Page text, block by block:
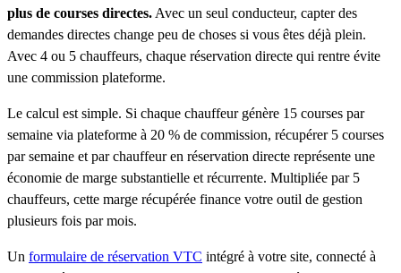
plus de courses directes. Avec un seul conducteur, capter des
demandes directes change peu de choses si vous êtes déjà plein.
Avec 4 ou 5 chauffeurs, chaque réservation directe qui rentre évite
une commission plateforme.
Le calcul est simple. Si chaque chauffeur génère 15 courses par
semaine via plateforme à 20 % de commission, récupérer 5 courses
par semaine et par chauffeur en réservation directe représente une
économie de marge substantielle et récurrente. Multipliée par 5
chauffeurs, cette marge récupérée finance votre outil de gestion
plusieurs fois par mois.
Un formulaire de réservation VTC intégré à votre site, connecté à